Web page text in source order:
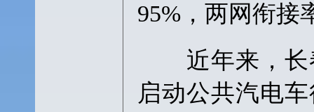
95%，两网衔
近年来，长
启动公共汽电